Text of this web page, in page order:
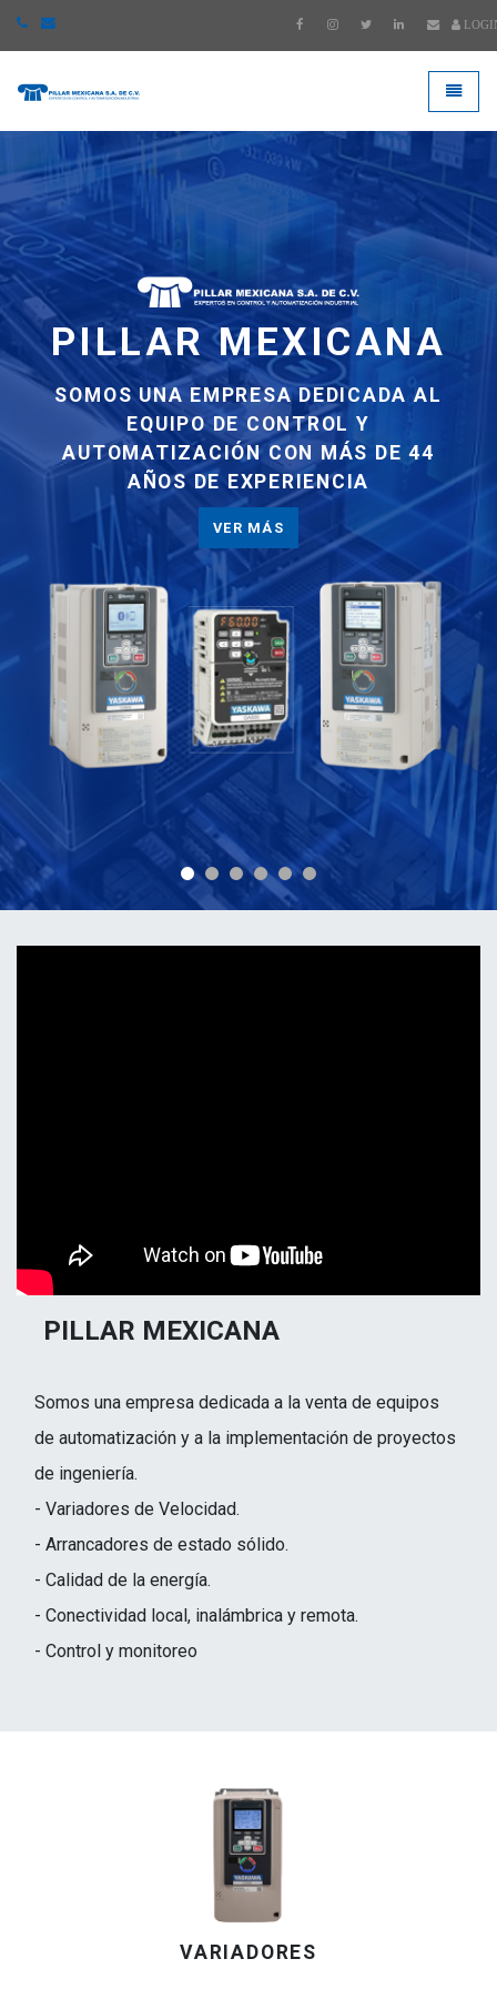
#### ###
PILLAR MEXICANA
SOMOS UNA EMPRESA DEDICADA AL
EQUIPO DE CONTROL Y
AUTOMATIZACIÓN CON MÁS DE 44
AÑOS DE EXPERIENCIA
VER MÁS
PILLAR MEXICANA
Somos una empresa dedicada a la venta de equipos
de automatización y a la implementación de proyectos
de ingeniería.
- Variadores de Velocidad.
- Arrancadores de estado sólido.
- Calidad de la energía.
- Conectividad local, inalámbrica y remota.
- Control y monitoreo
VARIADORES